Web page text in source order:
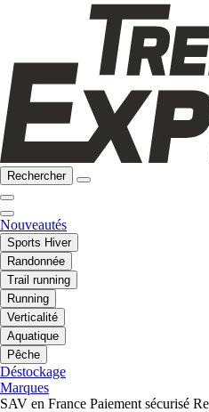
Rechercher
Nouveautés
Sports Hiver
Randonnée
Trail running
Running
Verticalité
Aquatique
Pêche
Déstockage
Marques
SAV en France Paiement sécurisé